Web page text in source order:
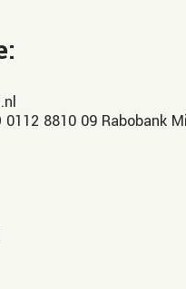
8810 09 Rabobank